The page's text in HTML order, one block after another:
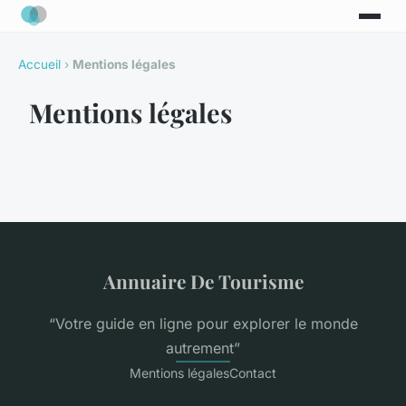
Accueil › Mentions légales
Mentions légales
Annuaire De Tourisme
“Votre guide en ligne pour explorer le monde
autrement”
Mentions légalesContact